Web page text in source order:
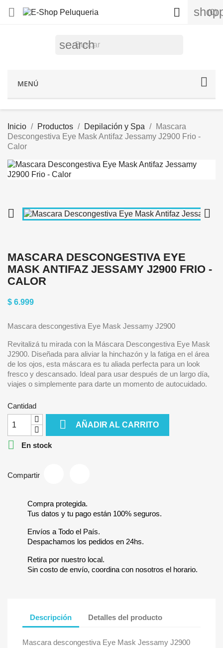
 (0)

search
MENÚ
Inicio Productos Depilación y Spa
Mascara
Descongestiva Eye Mask Antifaz Jessamy J2900 Frio -
Calor
 
MASCARA DESCONGESTIVA EYE
MASK ANTIFAZ JESSAMY J2900 FRIO -
CALOR
$ 6.999
Mascara descongestiva Eye Mask Jessamy J2900
Revitalizá tu mirada con la Máscara Descongestiva Eye Mask
J2900. Diseñada para aliviar la hinchazón y la fatiga en el área
de los ojos, esta máscara es tu aliada perfecta para un look
fresco y descansado. Ideal para usar después de un largo día,
viajes o simplemente para darte un momento de autocuidado.
Cantidad
 AÑADIR AL CARRITO
 En stock
Compartir
Compra protegida.
Tus datos y tu pago están 100% seguros.
Envíos a Todo el País.
Despachamos los pedidos en 24hs.
Retira por nuestro local.
Sin costo de envío, coordina con nosotros el horario.
Descripción Detalles del producto
Mascara descongestiva Eye Mask Jessamy J2900